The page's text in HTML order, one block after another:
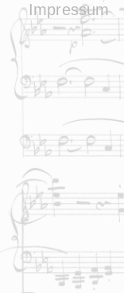
Impressum